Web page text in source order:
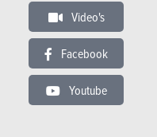
Video's
Facebook
Youtube
BENZINE